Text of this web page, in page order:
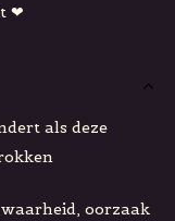
❤
als deze
waarheid, oorzaak